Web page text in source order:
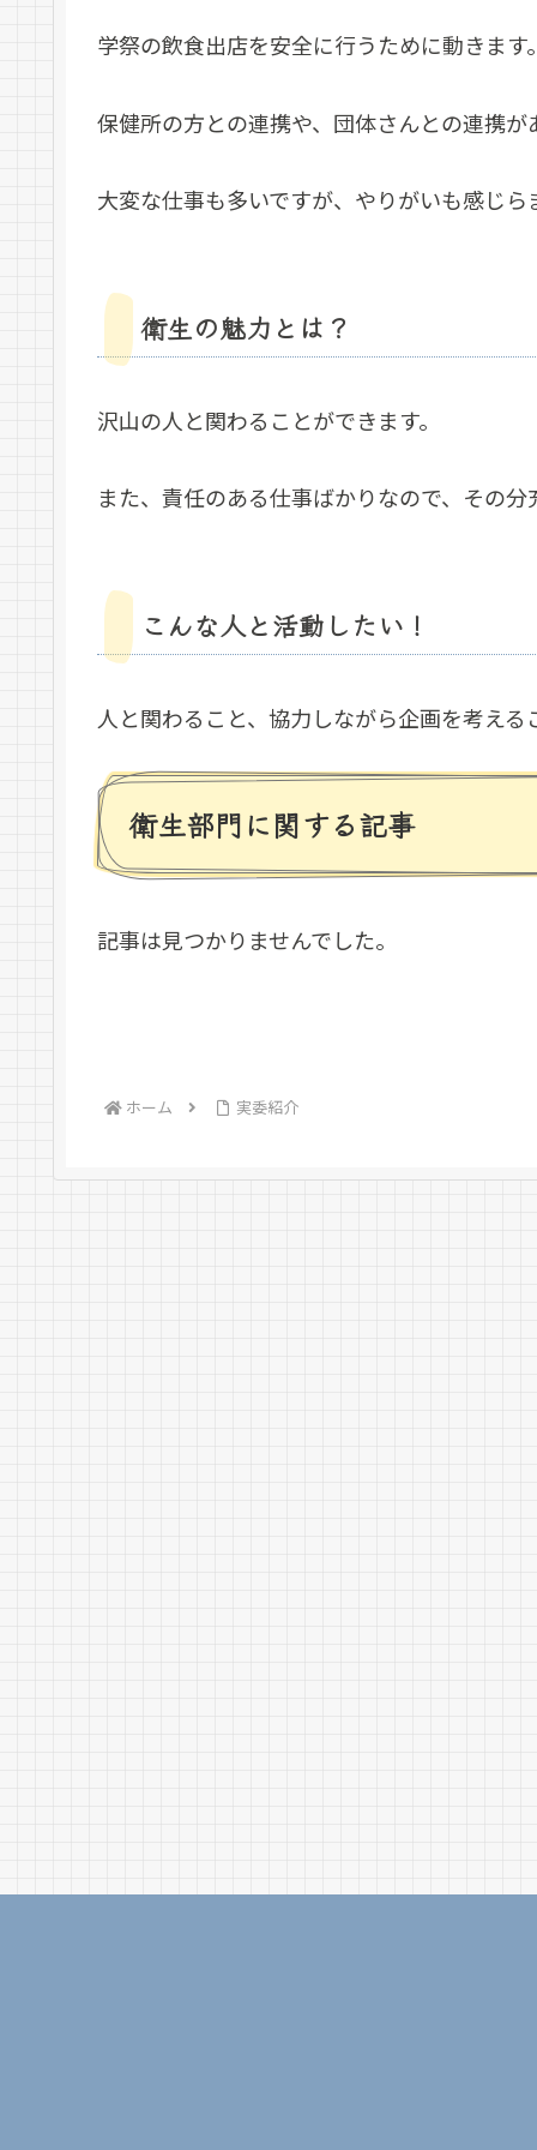
学祭の飲食出店を安全に行うために動きます
保健所の方との連携や、団体さんとの連携
大変な仕事も多いですが、やりがいも感じら
衛生の魅力とは？
沢山の人と関わることができます。
また、責任のある仕事ばかりなので、その
こんな人と活動したい！
人と関わること、協力しながら企画を考え
衛生部門に関する記事
記事は見つかりませんでした。
ホーム 実委紹介